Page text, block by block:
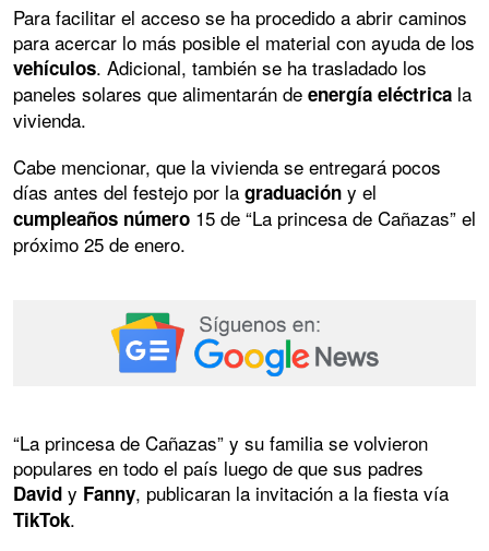
Para facilitar el acceso se ha procedido a abrir caminos
para acercar lo más posible el material con ayuda de los
vehículos. Adicional, también se ha trasladado los
paneles solares que alimentarán de energía eléctrica la
vivienda.
Cabe mencionar, que la vivienda se entregará pocos
días antes del festejo por la graduación y el
cumpleaños número 15 de “La princesa de Cañazas” el
próximo 25 de enero.
“La princesa de Cañazas” y su familia se volvieron
populares en todo el país luego de que sus padres
David y Fanny, publicaran la invitación a la fiesta vía
TikTok.